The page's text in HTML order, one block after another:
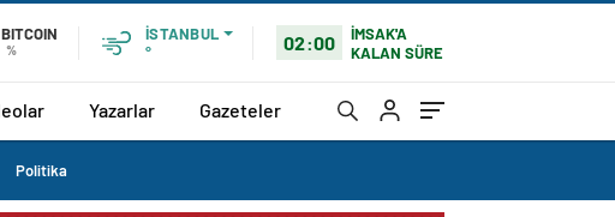
BITCOIN
%
İSTANBUL
°
02:00
İMSAK'A
KALAN SÜRE
Yazarlar Gazeteler
Politika